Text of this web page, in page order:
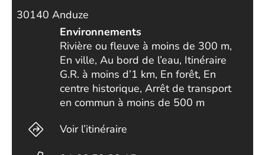
30140 Anduze
Environnements
Rivière ou fleuve à moins de 300 m,
En ville, Au bord de l’eau, Itinéraire
G.R. à moins d’1 km, En forêt, En
centre historique, Arrêt de transport
en commun à moins de 500 m
Voir l’itinéraire